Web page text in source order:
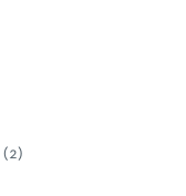
(2)